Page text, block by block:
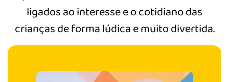
ligados ao interesse e o cotidiano das
crianças de forma lúdica e muito divertida.